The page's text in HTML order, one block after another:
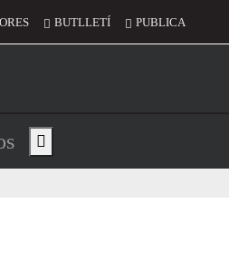
BUTLLETÍ PUBLICA
de l'encapçalament
Show main menu